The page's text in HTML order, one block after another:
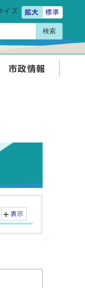
イズ 拡大 標準
検索
市政情報
表示